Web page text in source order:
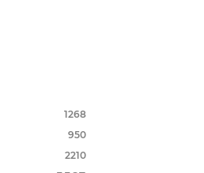
1268
950
2210